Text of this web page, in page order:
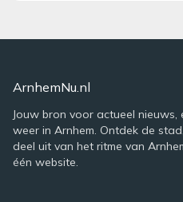
ArnhemNu.nl
Jouw bron voor actueel
weer in Arnhem. Ontdek de
deel uit van het ritme van
één website.